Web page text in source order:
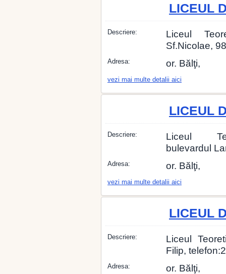
LICEUL
Descriere:
Liceul
Sf.Nicolae,
Adresa: or. Bălţi,
vezi mai multe detalii aici
LICEUL
Descriere:
Liceul
bulevardul
Adresa: or. Bălţi,
vezi mai multe detalii aici
LICEUL
Descriere:
Liceul
Filip,
Adresa: or. Bălţi,